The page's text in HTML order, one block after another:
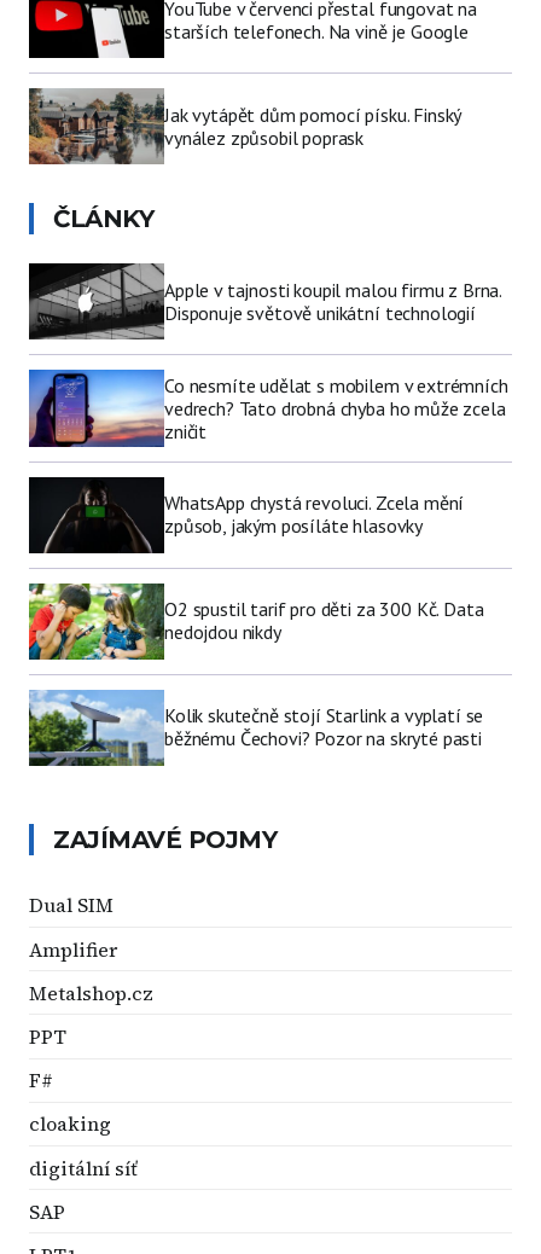
YouTube v červenci přestal fungovat na
starších telefonech. Na vině je Google
Jak vytápět dům pomocí písku. Finský
vynález způsobil poprask
ČLÁNKY
Apple v tajnosti koupil malou firmu z Brna.
Disponuje světově unikátní technologií
Co nesmíte udělat s mobilem v extrémních
vedrech? Tato drobná chyba ho může zcela
zničit
WhatsApp chystá revoluci. Zcela mění
způsob, jakým posíláte hlasovky
O2 spustil tarif pro děti za 300 Kč. Data
nedojdou nikdy
Kolik skutečně stojí Starlink a vyplatí se
běžnému Čechovi? Pozor na skryté pasti
ZAJÍMAVÉ POJMY
Dual SIM
Amplifier
Metalshop.cz
PPT
F#
cloaking
digitální síť
SAP